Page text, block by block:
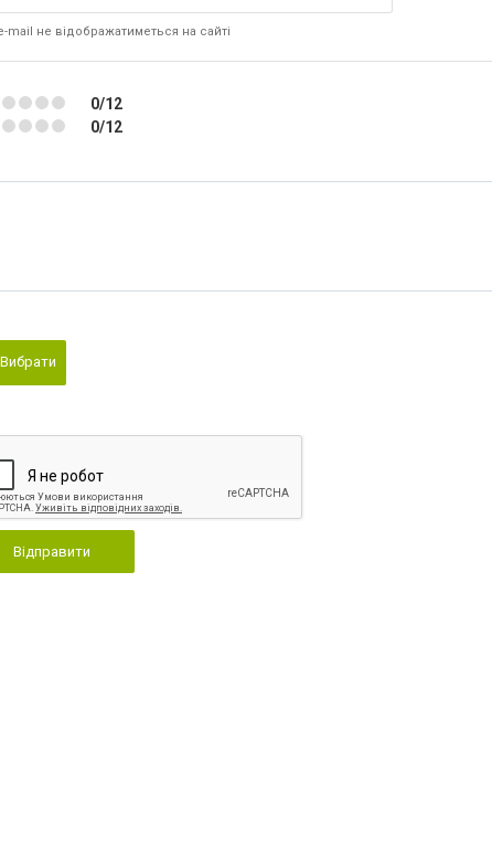
mail не відображатиметься на сайті
0/12
0/12
Вибрати
Відправити